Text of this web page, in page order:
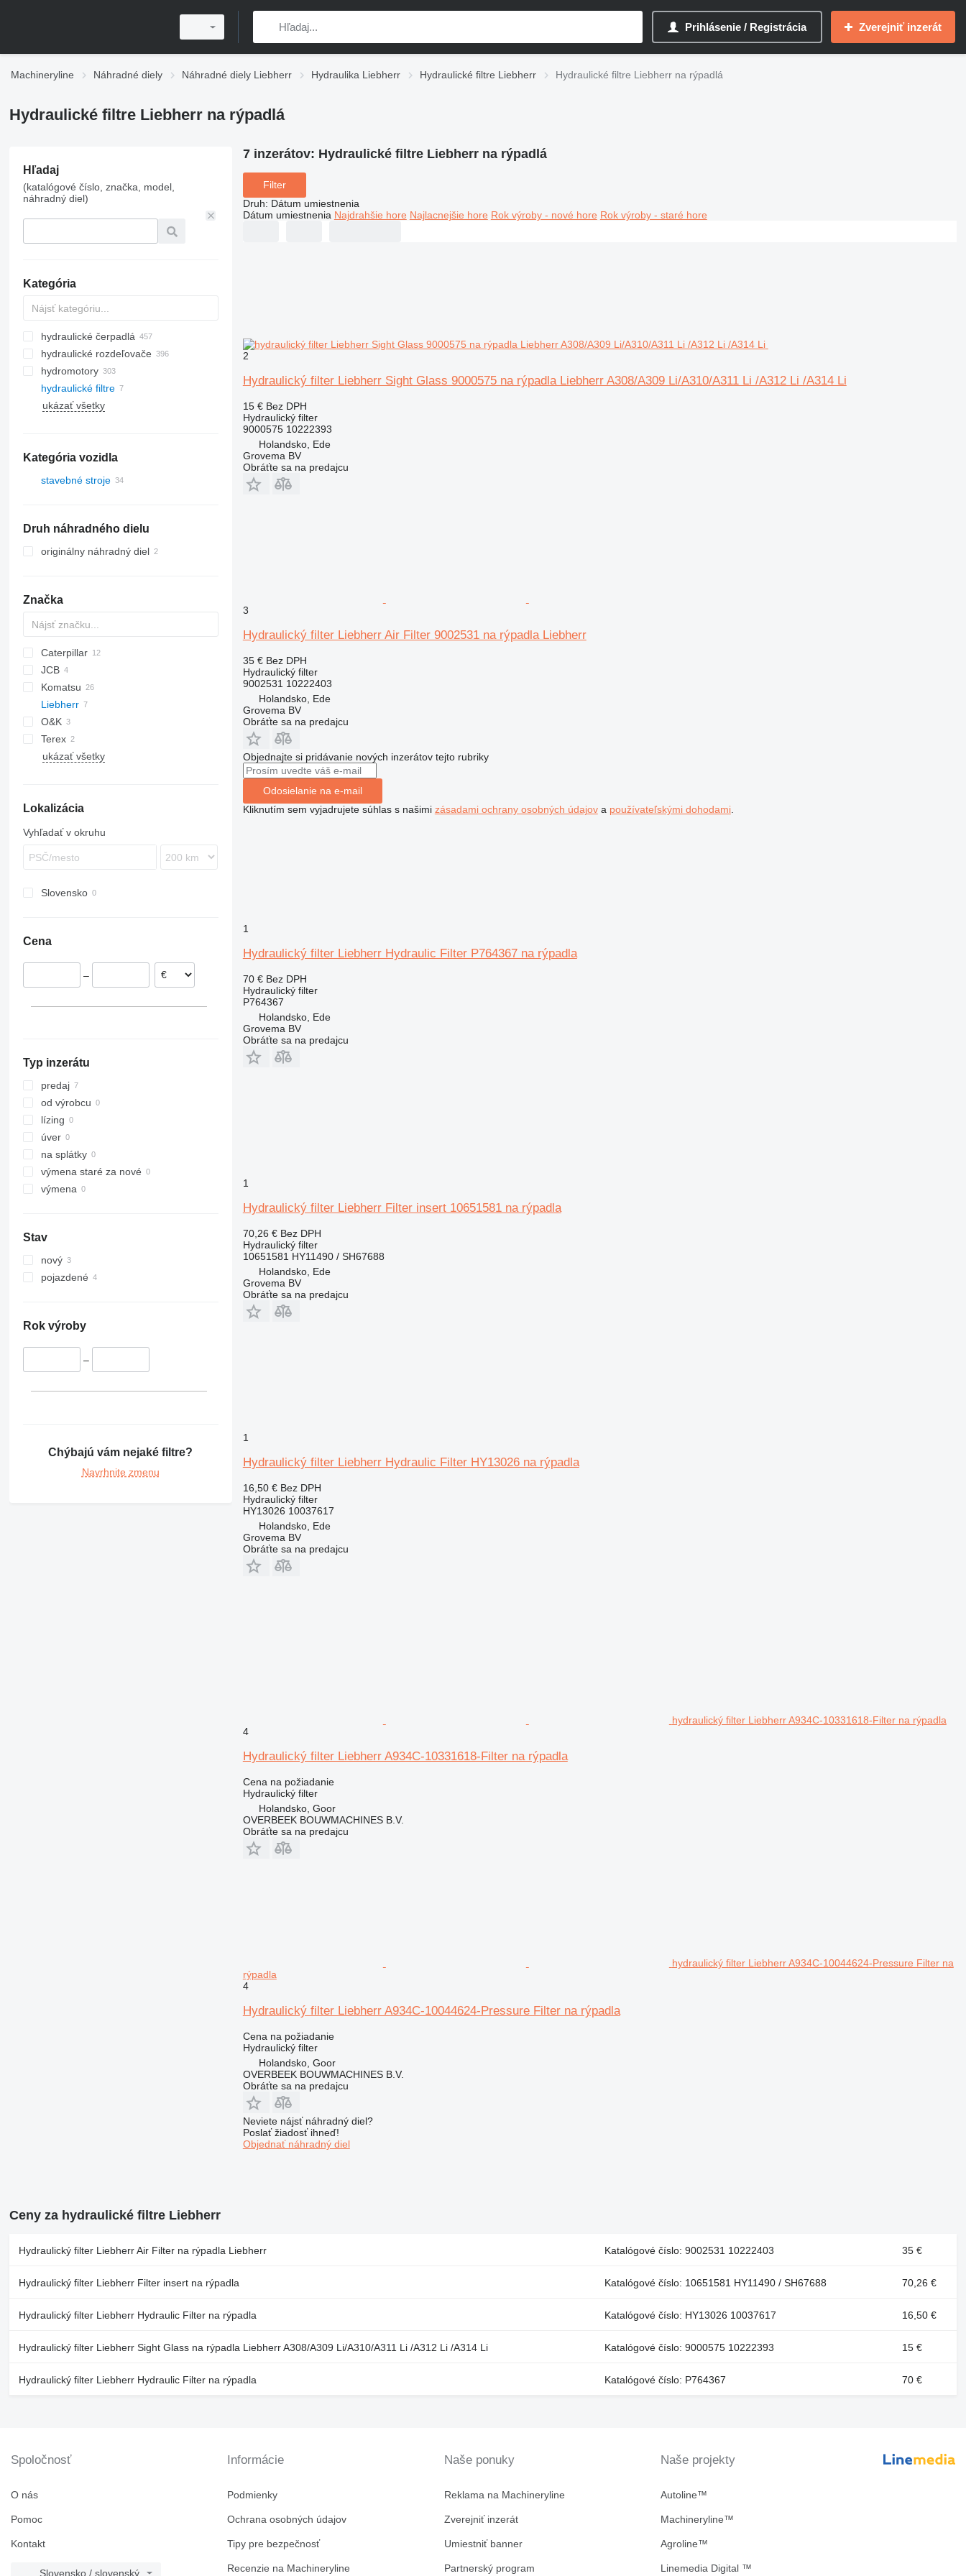
Prihlásenie / Registrácia Zverejniť inzerát
Machineryline Náhradné diely Náhradné diely Liebherr Hydraulika Liebherr Hydraulické filtre Liebherr Hydraulické filtre Liebherr na rýpadlá
Hydraulické filtre Liebherr na rýpadlá
Hľadaj
(katalógové číslo, značka, model,
náhradný diel)
Kategória
hydraulické čerpadlá
hydraulické rozdeľovače
hydromotory
hydraulické filtre
ukázať všetky
Kategória vozidla
stavebné stroje
kolesové nakladače
Druh náhradného dielu
originálny náhradný diel
Značka
1704
Caterpillar
416
428
432
444
777
EX
ZW
JCB
JS
310 G
Komatsu
PC
PW
WB
Liebherr
A-series
A308
A309
A312
A934
O&K
RH
818
Terex
EC
ukázať všetky
Lokalizácia
Vyhľadať v okruhu
Slovensko
Cena
–
Typ inzerátu
predaj
od výrobcu
lízing
úver
na splátky
výmena staré za nové
výmena
Stav
nový
pojazdené
Rok výroby
–
Chýbajú vám nejaké filtre?
Navrhnite zmenu
7 inzerátov: Hydraulické filtre Liebherr na rýpadlá
Filter
Druh: Dátum umiestnenia
Dátum umiestnenia Najdrahšie hore Najlacnejšie hore Rok výroby - nové hore Rok výroby - staré hore
2
Hydraulický filter Liebherr Sight Glass 9000575 na rýpadla Liebherr A308/A309 Li/A310/A311 Li /A312 Li /A314 Li
15 € Bez DPH
Hydraulický filter
9000575 10222393
Holandsko, Ede
Grovema BV
Obráťte sa na predajcu
3
Hydraulický filter Liebherr Air Filter 9002531 na rýpadla Liebherr
35 € Bez DPH
Hydraulický filter
9002531 10222403
Holandsko, Ede
Grovema BV
Obráťte sa na predajcu
Objednajte si pridávanie nových inzerátov tejto rubriky
Odosielanie na e-mail
Kliknutím sem vyjadrujete súhlas s našimi zásadami ochrany osobných údajova používateľskými dohodami.
1
Hydraulický filter Liebherr Hydraulic Filter P764367 na rýpadla
70 € Bez DPH
Hydraulický filter
P764367
Holandsko, Ede
Grovema BV
Obráťte sa na predajcu
1
Hydraulický filter Liebherr Filter insert 10651581 na rýpadla
70,26 € Bez DPH
Hydraulický filter
10651581 HY11490 / SH67688
Holandsko, Ede
Grovema BV
Obráťte sa na predajcu
1
Hydraulický filter Liebherr Hydraulic Filter HY13026 na rýpadla
16,50 € Bez DPH
Hydraulický filter
HY13026 10037617
Holandsko, Ede
Grovema BV
Obráťte sa na predajcu
hydraulický filter Liebherr A934C-10331618-Filter na rýpadla
4
Hydraulický filter Liebherr A934C-10331618-Filter na rýpadla
Cena na požiadanie
Hydraulický filter
Holandsko, Goor
OVERBEEK BOUWMACHINES B.V.
Obráťte sa na predajcu
hydraulický filter Liebherr A934C-10044624-Pressure Filter na
rýpadla
4
Hydraulický filter Liebherr A934C-10044624-Pressure Filter na rýpadla
Cena na požiadanie
Hydraulický filter
Holandsko, Goor
OVERBEEK BOUWMACHINES B.V.
Obráťte sa na predajcu
Neviete nájsť náhradný diel?
Poslať žiadosť ihneď!
Objednať náhradný diel
Ceny za hydraulické filtre Liebherr
Hydraulický filter Liebherr Air Filter na rýpadla Liebherr Katalógové číslo: 9002531 10222403 35 €
Hydraulický filter Liebherr Filter insert na rýpadla Katalógové číslo: 10651581 HY11490 / SH67688 70,26 €
Hydraulický filter Liebherr Hydraulic Filter na rýpadla Katalógové číslo: HY13026 10037617 16,50 €
Hydraulický filter Liebherr Sight Glass na rýpadla Liebherr A308/A309 Li/A310/A311 Li /A312 Li /A314 Li Katalógové číslo: 9000575 10222393 15 €
Hydraulický filter Liebherr Hydraulic Filter na rýpadla Katalógové číslo: P764367 70 €
Spoločnosť
O nás
Pomoc
Kontakt
Slovensko / slovenský
Informácie
Podmienky
Ochrana osobných údajov
Tipy pre bezpečnosť
Recenzie na Machineryline
Naše ponuky
Reklama na Machineryline
Zverejniť inzerát
Umiestniť banner
Partnerský program
Naše projekty
Autoline™
Machineryline™
Agroline™
Linemedia Digital ™